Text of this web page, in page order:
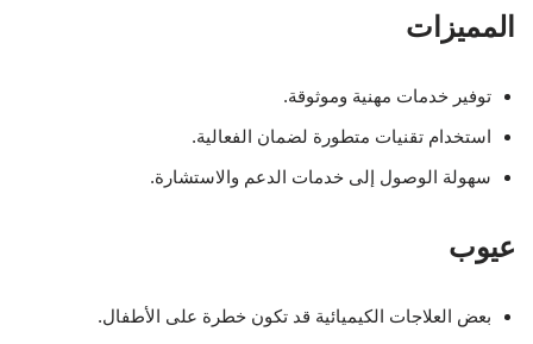
المميزات
توفير خدمات مهنية وموثوقة.
استخدام تقنيات متطورة لضمان الفعالية.
سهولة الوصول إلى خدمات الدعم والاستشارة.
عيوب
بعض العلاجات الكيميائية قد تكون خطرة على الأطفال.